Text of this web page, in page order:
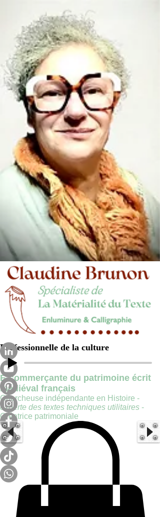
Professionnelle de la culture
E-commerçante du patrimoine écrit
médiéval français
Chercheuse indépendante en Histoire -
experte des textes techniques utilitaires -
Créatrice patrimoniale